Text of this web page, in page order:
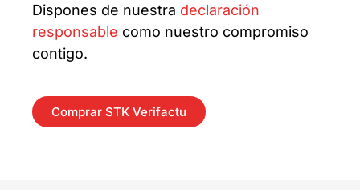
Dispones de nuestra declaración
responsable como nuestro compromiso
contigo.
Comprar STK Verifactu